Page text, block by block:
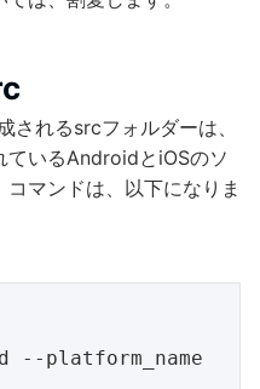
れるsrcフォルダーは、
ているAndroidとiOSのソ
マンドは、以下になりま
--platform_name